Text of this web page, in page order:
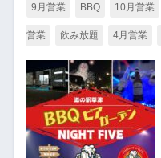
9月営業 BBQ 10月営業
営業 飲み放題 4月営業